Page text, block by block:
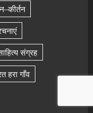
संग्रह
हरा गाँव